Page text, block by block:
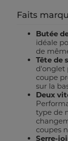
Faits
Butée
idéale
de
Tête de
d'onglet
coupe
sur la
Deux
type de
coupes
Serre-